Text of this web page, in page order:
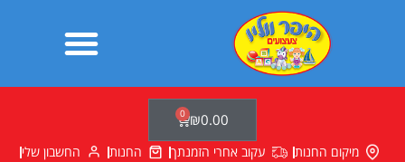
₪0.00
0
עגלת
קניות
מיקום החנות עקוב אחרי הזמנתך החנות
החשבון שלי